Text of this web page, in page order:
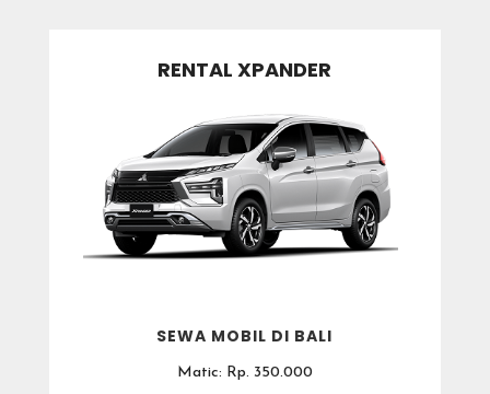
RENTAL XPANDER
SEWA MOBIL DI BALI
Matic: Rp. 350.000